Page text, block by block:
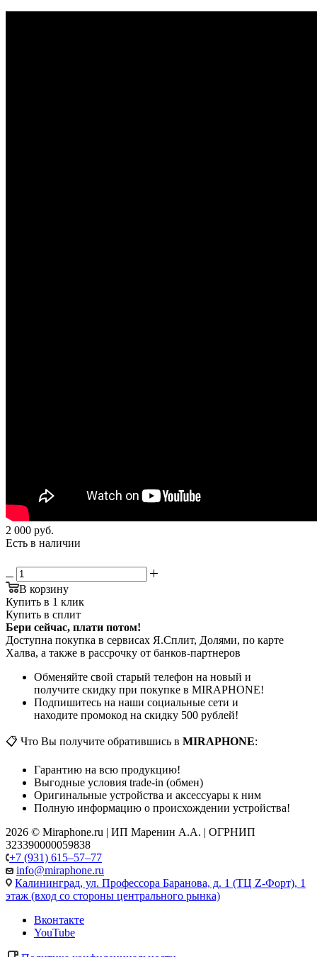
2 000 руб.
Есть в наличии
В корзину
Купить в 1 клик
Купить в сплит
Бери сейчас, плати потом!
Доступна покупка в сервисах Я.Сплит, Долями, по карте
Халва, а также в рассрочку от банков-партнеров
Обменяйте свой старый телефон на новый и
получите скидку при покупке в MIRAPHONE!
Подпишитесь на наши социальные сети и
находите промокод на скидку 500 рублей!
📋 Что Вы получите обратившись в MIRAPHONE:
Гарантию на всю продукцию!
Выгодные условия trade-in (обмен)
Оригинальные устройства и аксессуары к ним
Полную информацию о происхождении устройства!
2026 © Miraphone.ru | ИП Маренин А.А. | ОГРНИП
323390000059838
+7 (931) 615‒57‒77
info@miraphone.ru
Калининград, ул. Профессора Баранова, д. 1 (ТЦ Z-Форт), 1
этаж (вход со стороны центрального рынка)
Вконтакте
YouTube